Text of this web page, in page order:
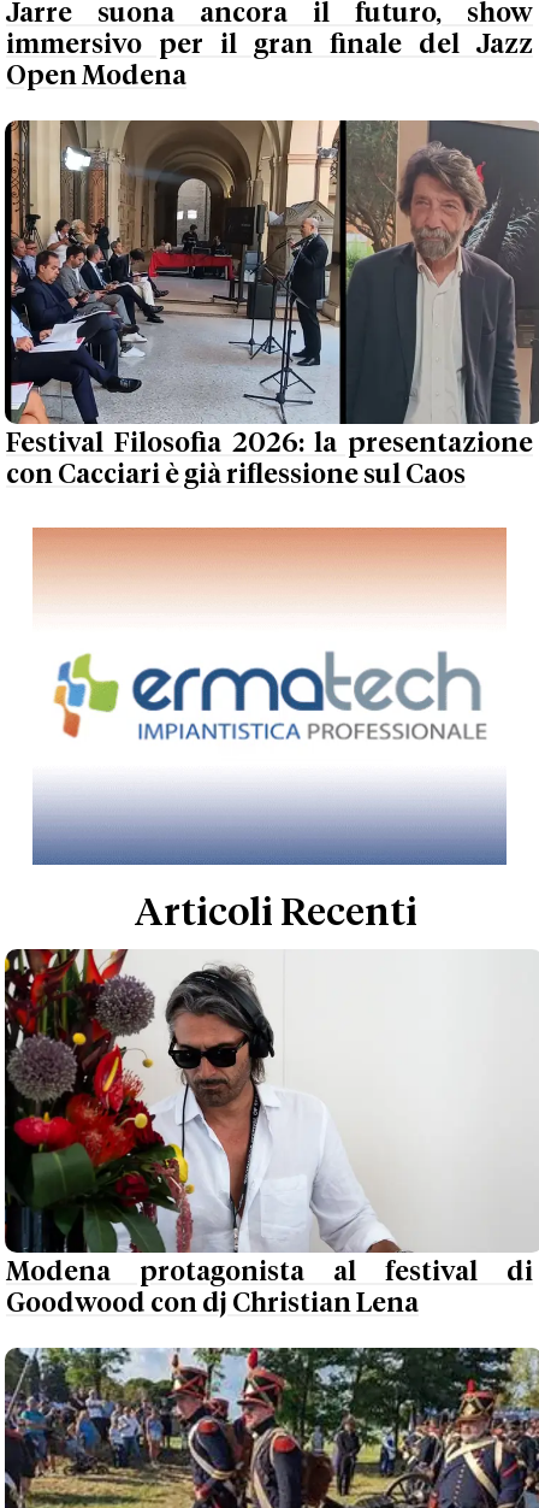
Jarre suona ancora il futuro, show
immersivo per il gran finale del Jazz
Open Modena
Festival Filosofia 2026: la presentazione
con Cacciari è già riflessione sul Caos
Articoli Recenti
Modena protagonista al festival di
Goodwood con dj Christian Lena